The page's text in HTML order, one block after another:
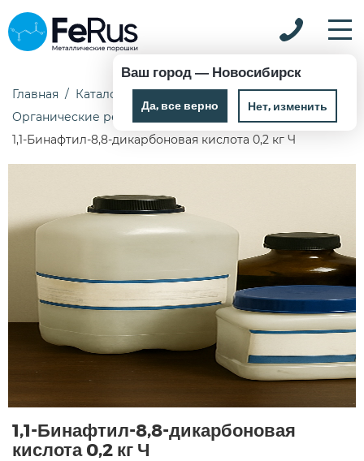
Ваш город — Новосибирск
Да, все верно Нет, изменить
Главная Каталог
Химические реактивы
Органические реактивы
1,1-Бинафтил-8,8-дикарбоновая кислота 0,2 кг Ч
1,1-Бинафтил-8,8-дикарбоновая
кислота 0,2 кг Ч